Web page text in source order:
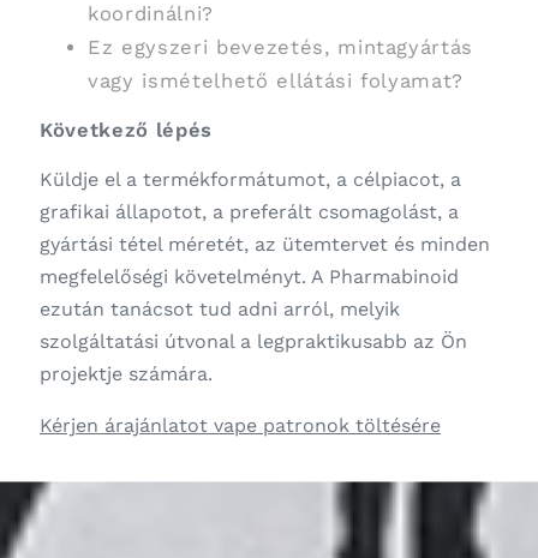
koordinálni?
Ez egyszeri bevezetés, mintagyártás
vagy ismételhető ellátási folyamat?
Következő lépés
Küldje el a termékformátumot, a célpiacot, a
grafikai állapotot, a preferált csomagolást, a
gyártási tétel méretét, az ütemtervet és minden
megfelelőségi követelményt. A Pharmabinoid
ezután tanácsot tud adni arról, melyik
szolgáltatási útvonal a legpraktikusabb az Ön
projektje számára.
Kérjen árajánlatot vape patronok töltésére